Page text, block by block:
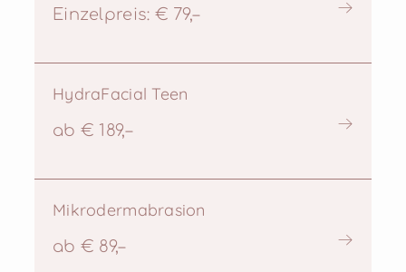
Einzelpreis: € 79,–
HydraFacial Teen
ab € 189,–
Mikrodermabrasion
ab € 89,–